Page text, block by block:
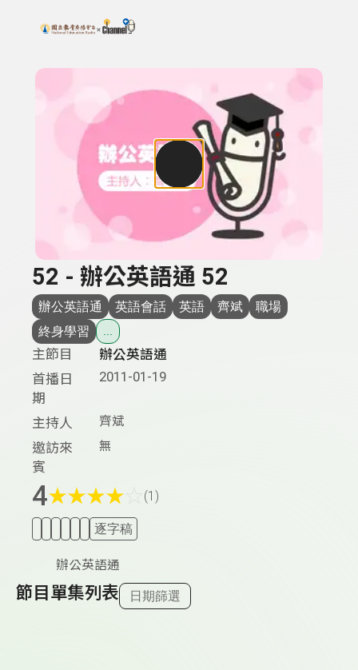
上方功能區塊
搜尋關鍵字：可輸入節目名稱、主持人或關鍵字
52 - 辦公英語通 52
辦公英語通 英語會話 英語 齊斌
職場
終身學習
...
主節目
辦公英語通
首播日
期
2011-01-19
主持人 齊斌
邀訪來
賓
無
4★★★★ (1)
逐字稿
辦公英語通
節目單集列表 日期篩選